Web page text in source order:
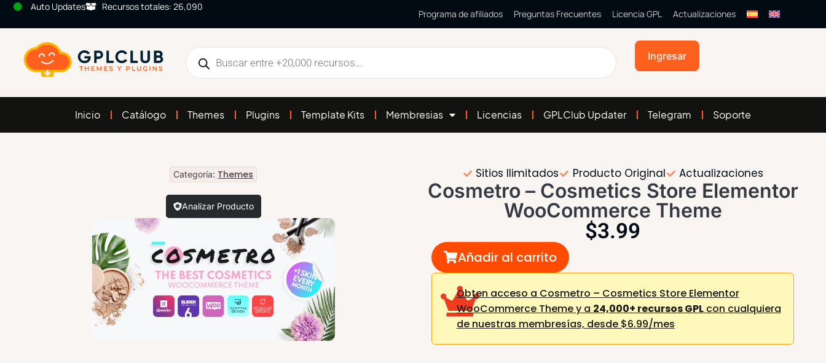
Auto Updates Recursos totales: 26,090
Programa de afiliados Preguntas Frecuentes Licencia GPL Actualizaciones
Ingresar
Inicio Catálogo Themes Plugins Template Kits Membresias Licencias GPLClub Updater Telegram Soporte
Categoría: Themes
Analizar Producto
Sitios Ilimitados Producto Original Actualizaciones
Cosmetro – Cosmetics Store Elementor
WooCommerce Theme
$3.99
Añadir al carrito
Obten acceso a Cosmetro – Cosmetics Store Elementor
WooCommerce Theme y a 24,000+ recursos GPLcon cualquiera
de nuestras membresías, desde $6.99/mes